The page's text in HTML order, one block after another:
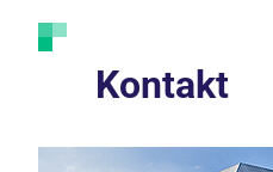
Kontakt